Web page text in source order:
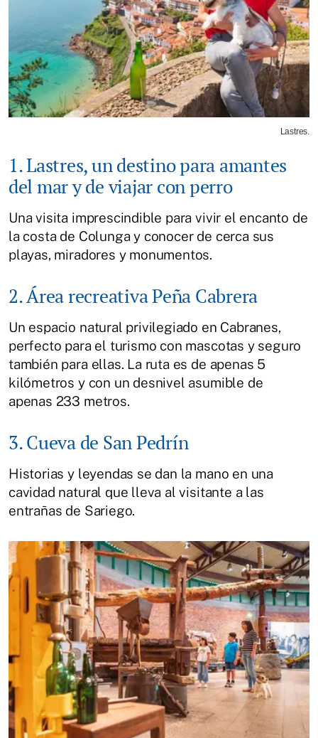
Lastres.
1. Lastres, un destino para amantes
del mar y de viajar con perro
Una visita imprescindible para vivir el encanto de
la costa de Colunga y conocer de cerca sus
playas, miradores y monumentos.
2. Área recreativa Peña Cabrera
Un espacio natural privilegiado en Cabranes,
perfecto para el turismo con mascotas y seguro
también para ellas. La ruta es de apenas 5
kilómetros y con un desnivel asumible de
apenas 233 metros.
3. Cueva de San Pedrín
Historias y leyendas se dan la mano en una
cavidad natural que lleva al visitante a las
entrañas de Sariego.